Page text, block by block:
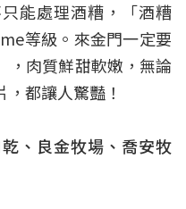
能處理酒糟，「酒糟
等級。來金門一定要
，肉質鮮甜軟嫩，無論
都讓人驚豔！
、良金牧場、喬安牧